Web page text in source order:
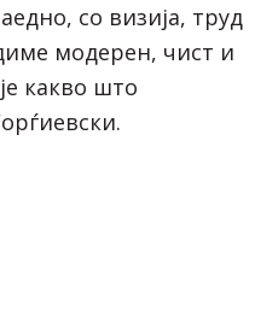
со визија, труд
модерен, чист и
какво што